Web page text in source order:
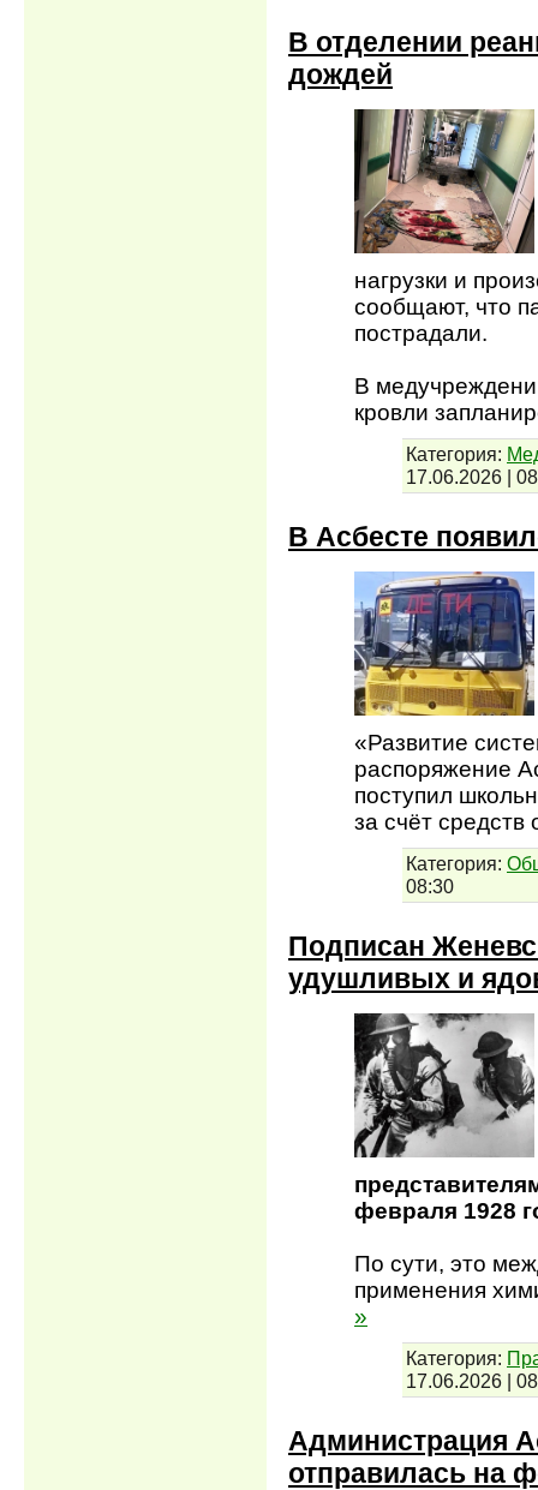
В отделении
дождей
нагрузки и
сообщают, что
пострадали.
В
кровли
Категория:
17.06.2026 |
В Асбесте
«Развитие
распоряжение
поступил
за счёт
Категория:
08:30
Подписан
удушливых и
февраля 1928
По сути, это
применения
»
Категория:
17.06.2026 |
Администрация
отправилась на